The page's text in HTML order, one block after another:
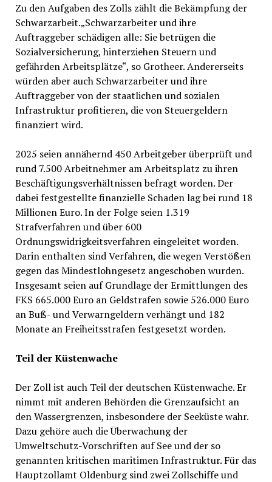
Zu den Aufgaben des Zolls zählt die Bekämpfung der
Schwarzarbeit.„Schwarzarbeiter und ihre
Auftraggeber schädigen alle: Sie betrügen die
Sozialversicherung, hinterziehen Steuern und
gefährden Arbeitsplätze“, so Grotheer. Andererseits
würden aber auch Schwarzarbeiter und ihre
Auftraggeber von der staatlichen und sozialen
Infrastruktur profitieren, die von Steuergeldern
finanziert wird.
2025 seien annähernd 450 Arbeitgeber überprüft und
rund 7.500 Arbeitnehmer am Arbeitsplatz zu ihren
Beschäftigungsverhältnissen befragt worden. Der
dabei festgestellte finanzielle Schaden lag bei rund 18
Millionen Euro. In der Folge seien 1.319
Strafverfahren und über 600
Ordnungswidrigkeitsverfahren eingeleitet worden.
Darin enthalten sind Verfahren, die wegen Verstößen
gegen das Mindestlohngesetz angeschoben wurden.
Insgesamt seien auf Grundlage der Ermittlungen des
FKS 665.000 Euro an Geldstrafen sowie 526.000 Euro
an Buß- und Verwarngeldern verhängt und 182
Monate an Freiheitsstrafen festgesetzt worden.
Teil der Küstenwache
Der Zoll ist auch Teil der deutschen Küstenwache. Er
nimmt mit anderen Behörden die Grenzaufsicht an
den Wassergrenzen, insbesondere der Seeküste wahr.
Dazu gehöre auch die Überwachung der
Umweltschutz-Vorschriften auf See und der so
genannten kritischen maritimen Infrastruktur. Für das
Hauptzollamt Oldenburg sind zwei Zollschiffe und